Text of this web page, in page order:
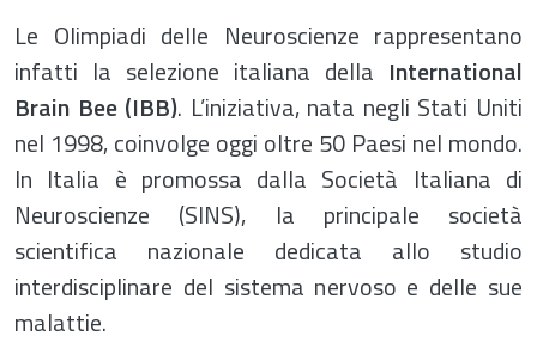
Le Olimpiadi delle Neuroscienze rappresentano
infatti la selezione italiana della International
Brain Bee (IBB). L’iniziativa, nata negli Stati Uniti
nel 1998, coinvolge oggi oltre 50 Paesi nel mondo.
In Italia è promossa dalla Società Italiana di
Neuroscienze (SINS), la principale società
scientifica nazionale dedicata allo studio
interdisciplinare del sistema nervoso e delle sue
malattie.